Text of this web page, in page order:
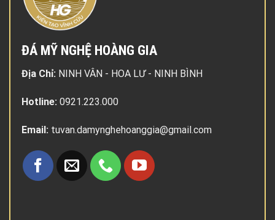
ĐÁ MỸ NGHỆ HOÀNG GIA
Địa Chỉ: NINH VÂN - HOA LƯ - NINH BÌNH
Hotline: 0921.223.000
Email: tuvan.damynghehoanggia@gmail.com